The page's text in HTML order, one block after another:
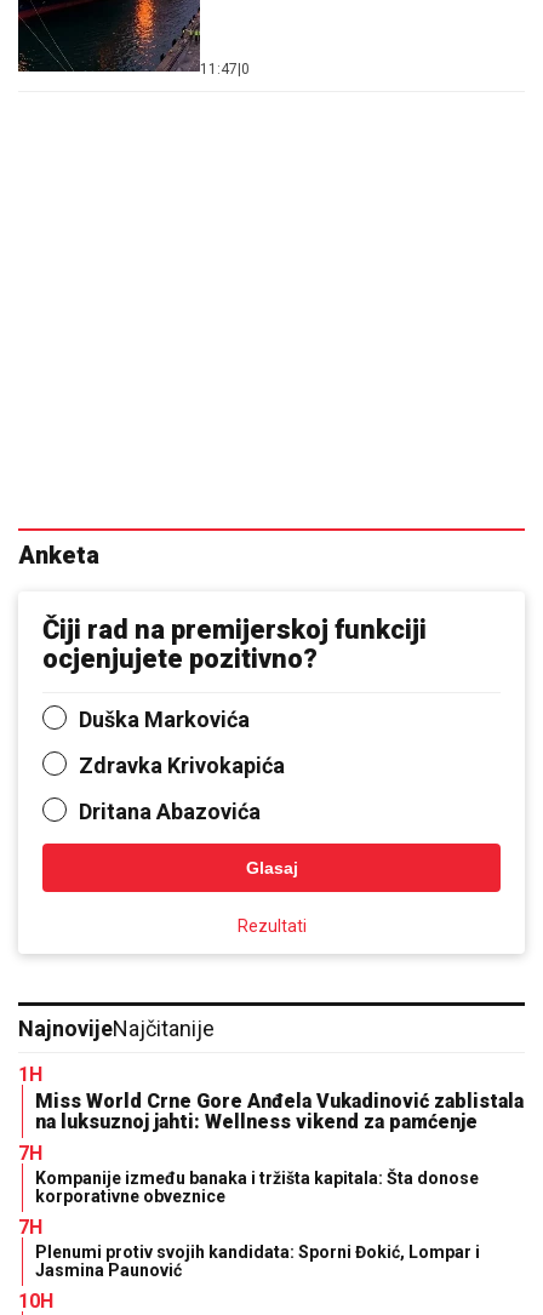
11:47 0
Anketa
Čiji rad na premijerskoj funkciji
ocjenjujete pozitivno?
Duška Markovića
Zdravka Krivokapića
Dritana Abazovića
Glasaj
Rezultati
NajnovijeNajčitanije
1H
Miss World Crne Gore Anđela Vukadinović zablistala
na luksuznoj jahti: Wellness vikend za pamćenje
7H
Kompanije između banaka i tržišta kapitala: Šta donose
korporativne obveznice
7H
Plenumi protiv svojih kandidata: Sporni Đokić, Lompar i
Jasmina Paunović
10H